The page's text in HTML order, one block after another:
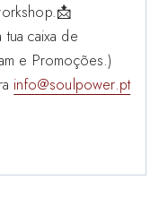
caixa de
e Promoções.)
info@soulpower.pt